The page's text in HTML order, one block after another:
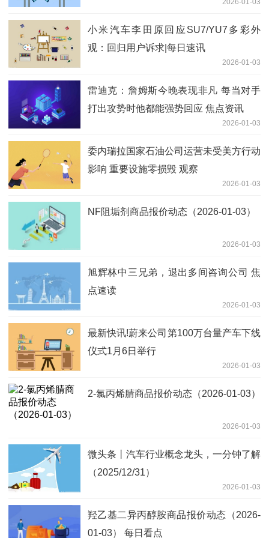
小米汽车李田原回应SU7/YU7多彩外
观：回归用户诉求|每日速讯
2026-01-03
雷迪克：詹姆斯今晚表现非凡 每当对手
打出攻势时他都能强势回应 焦点资讯
2026-01-03
委内瑞拉国家石油公司运营未受美方行动
影响 重要设施零损毁 观察
2026-01-03
NF阻垢剂商品报价动态（2026-01-03）
2026-01-03
旭辉林中三兄弟，退出多间咨询公司 焦
点速读
2026-01-03
最新快讯!蔚来公司第100万台量产车下线
仪式1月6日举行
2026-01-03
2-氯丙烯腈商品报价动态（2026-01-03）
2026-01-03
微头条丨汽车行业概念龙头，一分钟了解
（2025/12/31）
2026-01-03
羟乙基二异丙醇胺商品报价动态（2026-
01-03） 每日看点